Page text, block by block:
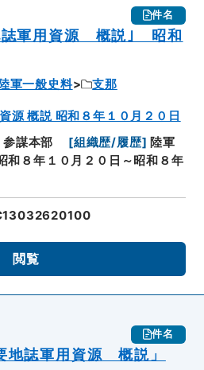
件名
誌軍用資源 概説｣ 昭和
軍一般史料
支那
源 概説 昭和８年１０月２０日
参謀本部 [組織歴/履歴] 陸軍
和８年１０月２０日～昭和８年
閲覧
件名
地誌軍用資源 概説」